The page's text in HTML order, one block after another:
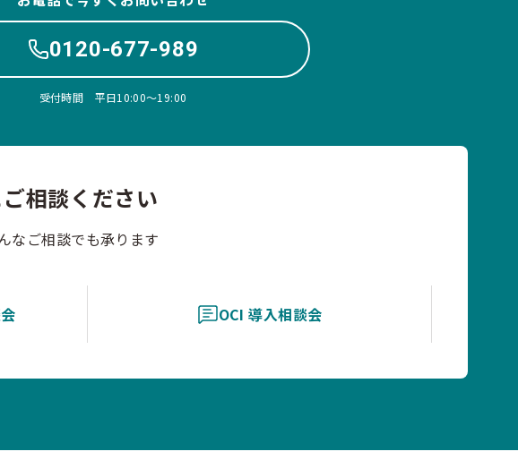
0120-677-989
受付時間 平日10:00〜19:00
相談ください
なご相談でも承ります
OCI 導入相談会